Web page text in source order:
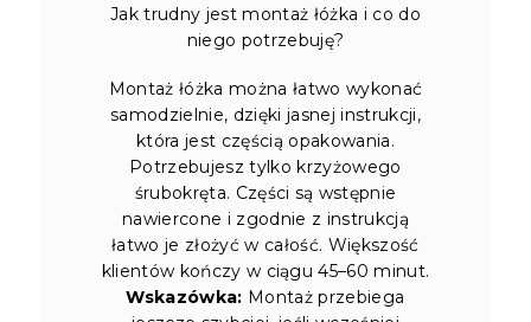
Jak trudny jest montaż łóżka i co do
niego potrzebuję?
Montaż łóżka można łatwo wykonać
samodzielnie, dzięki jasnej instrukcji,
która jest częścią opakowania.
Potrzebujesz tylko krzyżowego
śrubokręta. Części są wstępnie
nawiercone i zgodnie z instrukcją
łatwo je złożyć w całość. Większość
klientów kończy w ciągu 45–60 minut.
Wskazówka: Montaż przebiega